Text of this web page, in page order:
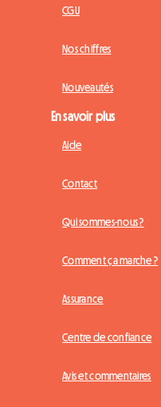
CGU
Nos chiffres
Nouveautés
En savoir plus
Aide
Contact
Qui sommes-nous ?
Comment ça marche ?
Assurance
Centre de confiance
Avis et commentaires